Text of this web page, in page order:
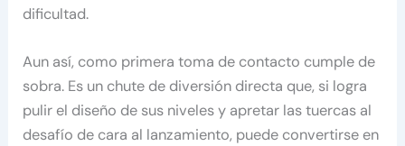
dificultad.
Aun así, como primera toma de contacto cumple de
sobra. Es un chute de diversión directa que, si logra
pulir el diseño de sus niveles y apretar las tuercas al
desafío de cara al lanzamiento, puede convertirse en